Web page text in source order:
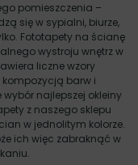
pomieszczenia –
się w sypialni, biurze,
Fototapety na ścianę
wystroju wnętrz w
liczne wzory
barw i
najlepszej okleiny
z naszego sklepu
w jednolitym kolorze.
ich więc zabraknąć w